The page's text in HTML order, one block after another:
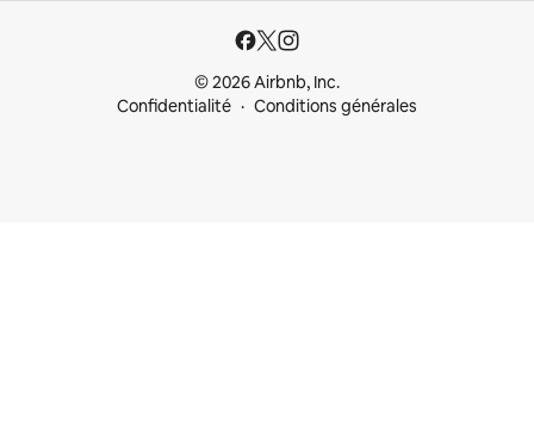
© 2026 Airbnb, Inc.
Confidentialité
Conditions générales